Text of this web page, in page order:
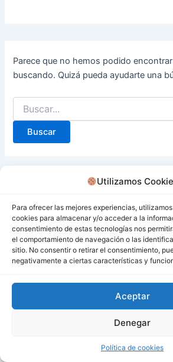
Utilizamos
Para ofrecer las mejores experiencias,
cookies para almacenar y/o acceder a la
consentimiento de estas tecnologías nos
el comportamiento de navegación o las
sitio. No consentir o retirar el consentimiento,
negativamente a ciertas características y
Aceptar
Denegar
Política de cookies
Parece que no hemos podido
buscando. Quizá pueda ayudarte una
Todos los derechos © 2026 San